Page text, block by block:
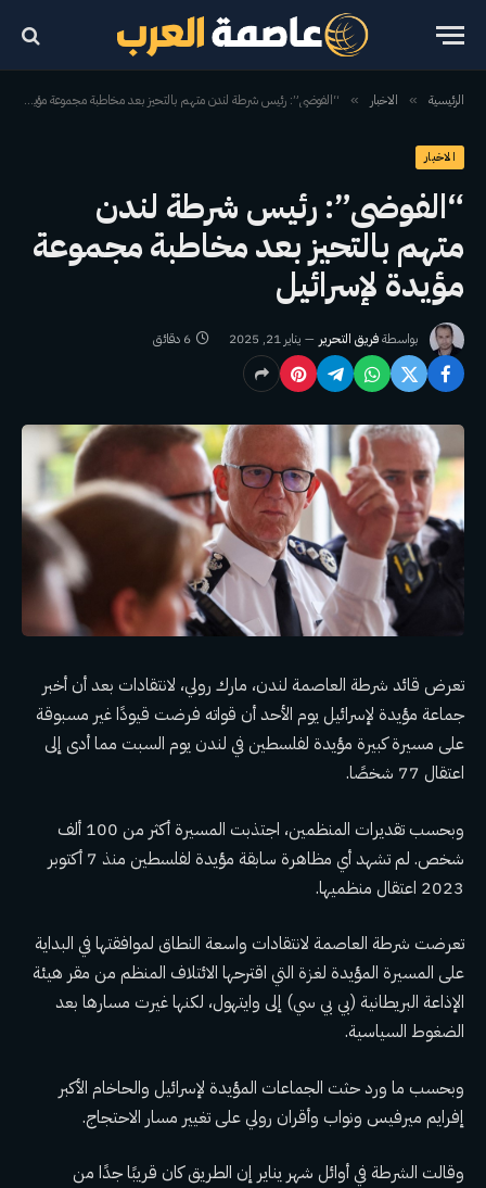
الرئيسية » الاخبار » “الفوضى”: رئيس شرطة لندن متهم بالتحيز بعد مخاطبة مجموعة مؤيدة لإسرائيل
الاخبار
“الفوضى”: رئيس شرطة لندن
متهم بالتحيز بعد مخاطبة مجموعة
مؤيدة لإسرائيل
بواسطةفريق التحرير يناير 21, 2025 6 دقائق
تعرض قائد شرطة العاصمة لندن، مارك رولي، لانتقادات بعد أن أخبر
جماعة مؤيدة لإسرائيل يوم الأحد أن قواته فرضت قيودًا غير مسبوقة
على مسيرة كبيرة مؤيدة لفلسطين في لندن يوم السبت مما أدى إلى
اعتقال 77 شخصًا.
وبحسب تقديرات المنظمين، اجتذبت المسيرة أكثر من 100 ألف
شخص. لم تشهد أي مظاهرة سابقة مؤيدة لفلسطين منذ 7 أكتوبر
2023 اعتقال منظميها.
تعرضت شرطة العاصمة لانتقادات واسعة النطاق لموافقتها في البداية
على المسيرة المؤيدة لغزة التي اقترحها الائتلاف المنظم من مقر هيئة
الإذاعة البريطانية (بي بي سي) إلى وايتهول، لكنها غيرت مسارها بعد
الضغوط السياسية.
وبحسب ما ورد حثت الجماعات المؤيدة لإسرائيل والحاخام الأكبر
إفرايم ميرفيس ونواب وأقران رولي على تغيير مسار الاحتجاج.
وقالت الشرطة في أوائل شهر يناير إن الطريق كان قريبًا جدًا من